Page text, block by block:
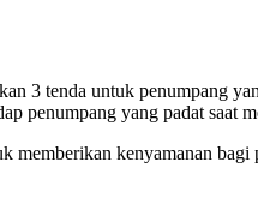
3 tenda untuk penumpang
penumpang yang padat
kenyamanan